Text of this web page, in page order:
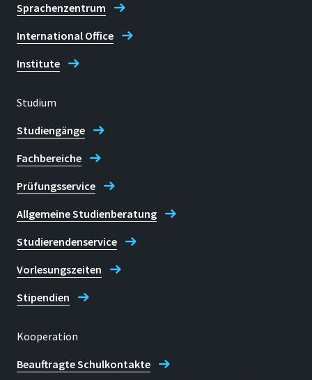
Sprachenzentrum
International Office
Institute
Studium
Studiengänge
Fachbereiche
Prüfungsservice
Allgemeine Studienberatung
Studierendenservice
Vorlesungszeiten
Stipendien
Kooperation
Beauftragte Schulkontakte